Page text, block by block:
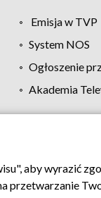
Emisja w TVP
System NOS
Ogłoszenie
Akademia
Regulamin TVP
aby wyrazić
przetwarzanie